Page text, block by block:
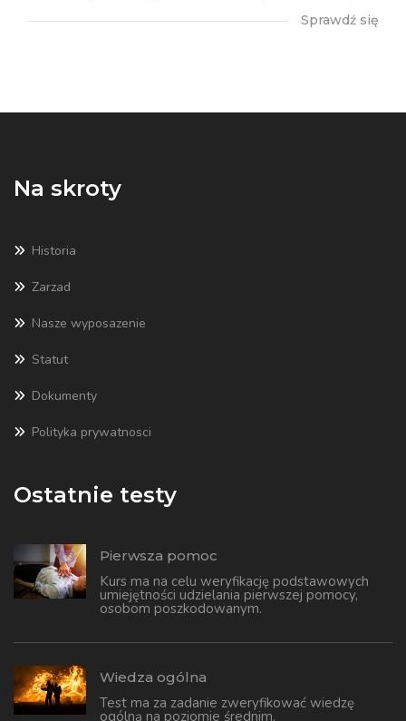
Sprawdź się
Na skroty
Historia
Zarzad
Nasze wyposazenie
Statut
Dokumenty
Polityka prywatnosci
Ostatnie testy
Pierwsza pomoc
Kurs ma na celu weryfikację podstawowych
umiejętności udzielania pierwszej pomocy,
osobom poszkodowanym.
Wiedza ogólna
Test ma za zadanie zweryfikować wiedzę
ogólną na poziomie średnim.